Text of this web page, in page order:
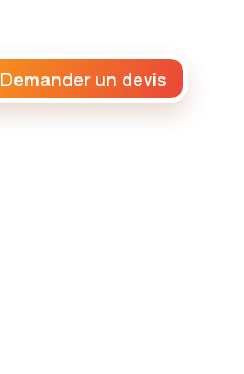
Demander un devis